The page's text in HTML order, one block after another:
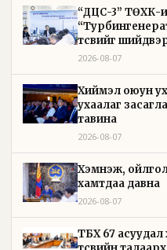
“ДЦС-3” ТӨХК-
төсвийг
2026-08-07
Хиймэл оюун
ухаалаг
тавина
2026-08-07
Хэмнэж,
хамтдаа давна
2026-08-07
ТБХ 67